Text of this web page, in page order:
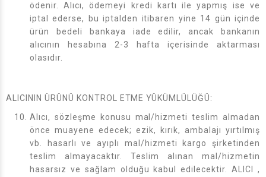
ödenir. Alıcı, ödemeyi kredi kartı ile yapmış ise ve
iptal ederse, bu iptalden itibaren yine 14 gün içinde
ürün bedeli bankaya iade edilir, ancak bankanın
alıcının hesabına 2-3 hafta içerisinde aktarması
olasıdır.
ALICININ ÜRÜNÜ KONTROL ETME YÜKÜMLÜLÜĞÜ:
Alıcı, sözleşme konusu mal/hizmeti teslim almadan
önce muayene edecek; ezik, kırık, ambalajı yırtılmış
vb. hasarlı ve ayıplı mal/hizmeti kargo şirketinden
teslim almayacaktır. Teslim alınan mal/hizmetin
hasarsız ve sağlam olduğu kabul edilecektir. ALICI ,